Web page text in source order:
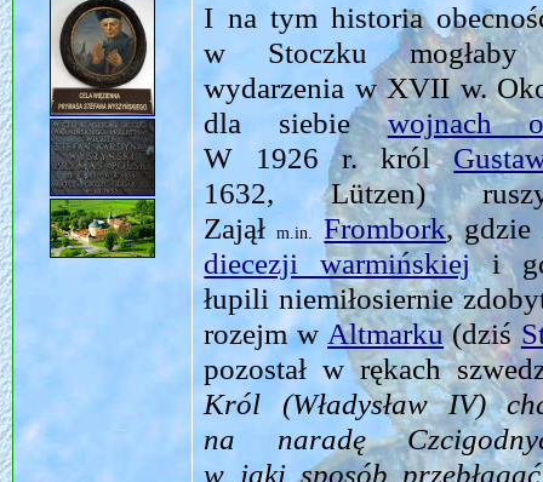
I na tym historia
w Stoczku
wydarzenia w XVII w.
dla siebiewojnach
W 1926 r. król
1632, Lützen)
Zająłm.in. Frombork, gdzie
diecezji warmińskieji
łupili niemiłosiernie
rozejm w Altmarku (dziś
pozostał w rękach
Król (Władysław IV)
na naradę
w jaki sposób